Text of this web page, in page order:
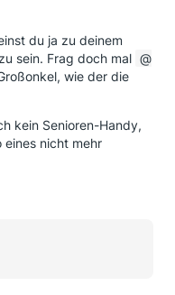
du ja zu deinem
sein. Frag doch mal
wie der die
kein Senioren-Handy,
eines nicht mehr